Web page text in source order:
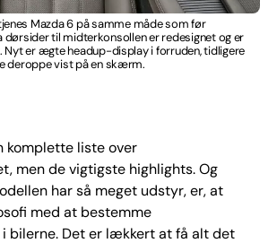
Mazda 6 på samme måde som før
dørsider til midterkonsollen er redesignet og er
Nyt er ægte headup-display i forruden, tidligere
deroppe vist på en skærm.
komplette liste over
men de vigtigste highlights. Og
har så meget udstyr, er, at
med at bestemme
bilerne. Det er lækkert at få alt det